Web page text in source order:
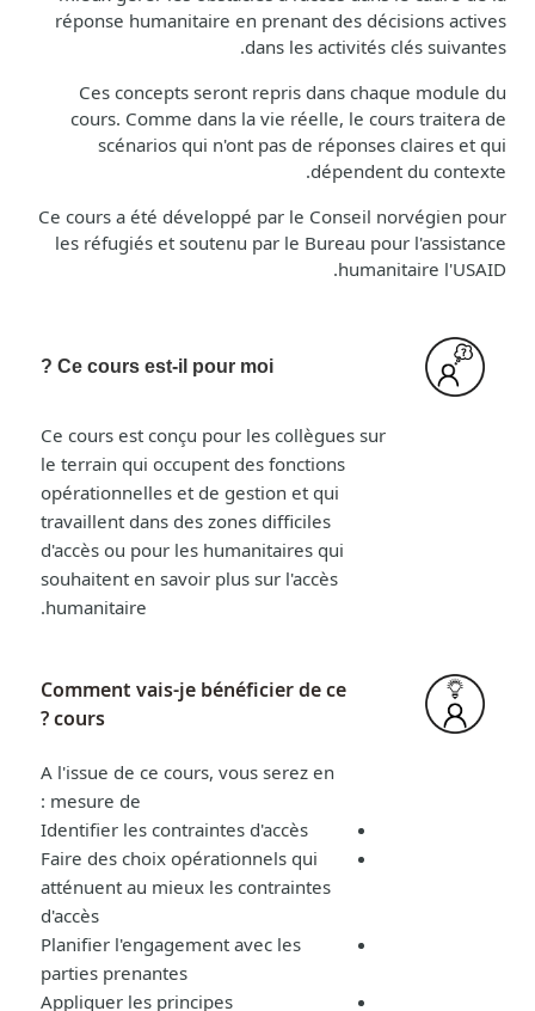
réponse humanitaire en prenant des décisions actives
dans les activités clés suivantes.
Ces concepts seront repris dans chaque module du
cours. Comme dans la vie réelle, le cours traitera de
scénarios qui n'ont pas de réponses claires et qui
dépendent du contexte.
Ce cours a été développé par le Conseil norvégien pour
les réfugiés et soutenu par le Bureau pour l'assistance
humanitaire l'USAID.
Ce cours est-il pour moi ?
Ce cours est conçu pour les collègues sur
le terrain qui occupent des fonctions
opérationnelles et de gestion et qui
travaillent dans des zones difficiles
d'accès ou pour les humanitaires qui
souhaitent en savoir plus sur l'accès
humanitaire.
Comment vais-je bénéficier de ce
cours ?
A l'issue de ce cours, vous serez en
mesure de :
Identifier les contraintes d'accès
Faire des choix opérationnels qui
atténuent au mieux les contraintes
d'accès
Planifier l'engagement avec les
parties prenantes
Appliquer les principes